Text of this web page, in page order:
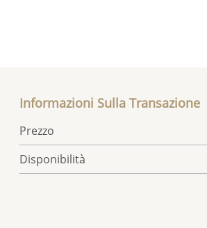
Informazioni Sulla Transazione
Prezzo
Disponibilità